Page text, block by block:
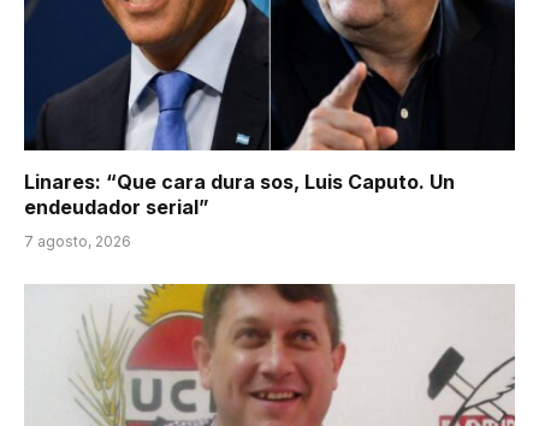
Linares: “Que cara dura sos, Luis Caputo. Un
endeudador serial”
7 agosto, 2026